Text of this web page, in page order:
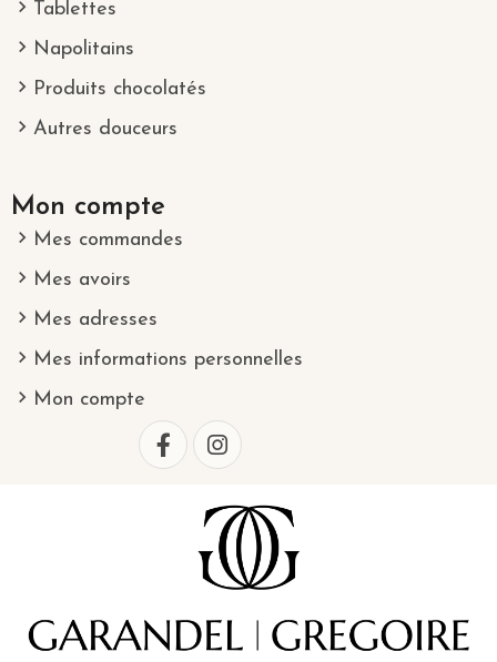
Tablettes
Napolitains
Produits chocolatés
Autres douceurs
Mon compte
Mes commandes
Mes avoirs
Mes adresses
Mes informations personnelles
Mon compte